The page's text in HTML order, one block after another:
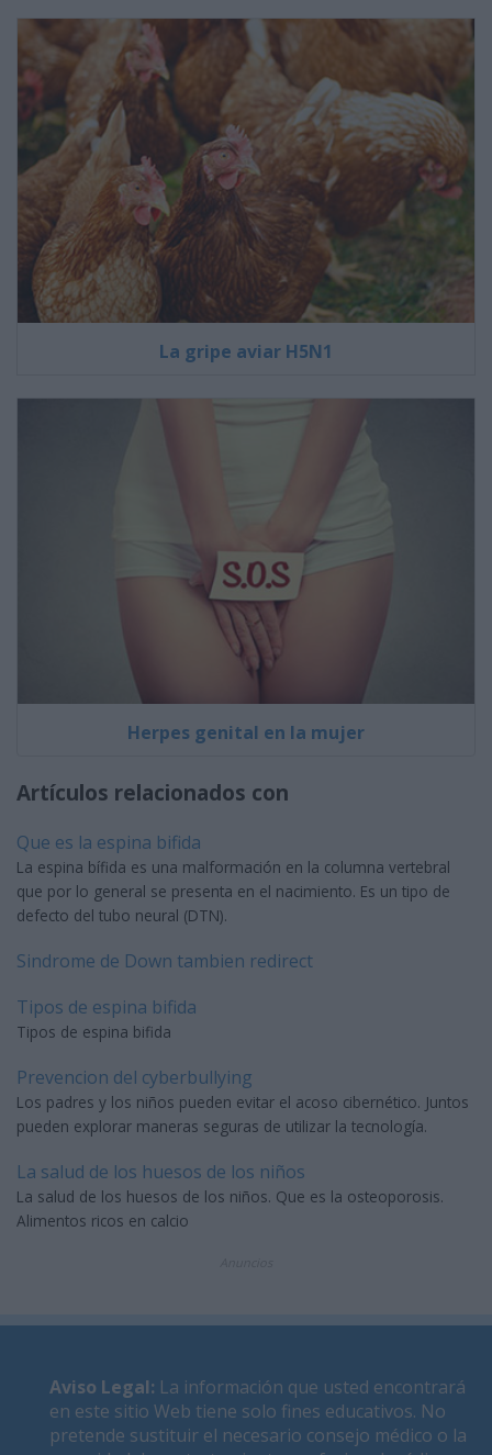
La gripe aviar H5N1
Herpes genital en la mujer
Artículos relacionados con
Que es la espina bifida
La espina bífida es una malformación en la columna vertebral
que por lo general se presenta en el nacimiento. Es un tipo de
defecto del tubo neural (DTN).
Sindrome de Down tambien redirect
Tipos de espina bifida
Tipos de espina bifida
Prevencion del cyberbullying
Los padres y los niños pueden evitar el acoso cibernético. Juntos
pueden explorar maneras seguras de utilizar la tecnología.
La salud de los huesos de los niños
La salud de los huesos de los niños. Que es la osteoporosis.
Alimentos ricos en calcio
Aviso Legal: La información que usted encontrará
en este sitio Web tiene solo fines educativos. No
pretende sustituir el necesario consejo médico o la